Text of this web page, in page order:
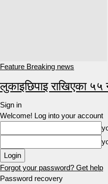
Feature Breaking news
लुकाइछिपाइ राखिएका
Sign in
Welcome! Log into your account
Forgot your password? Get help
Password recovery